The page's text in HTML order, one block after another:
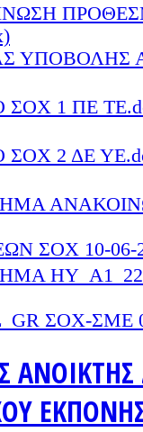
ΥΠΟΒΟΛΗΣ
ΣΟΧ 10-06-
ΣΟΧ-ΣΜΕ